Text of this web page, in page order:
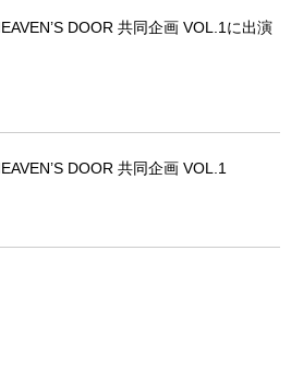
DOOR 共同企画 VOL.1に出演
DOOR 共同企画 VOL.1